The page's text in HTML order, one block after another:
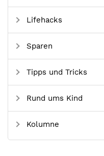
Lifehacks
Sparen
Tipps und Tricks
Rund ums Kind
Kolumne